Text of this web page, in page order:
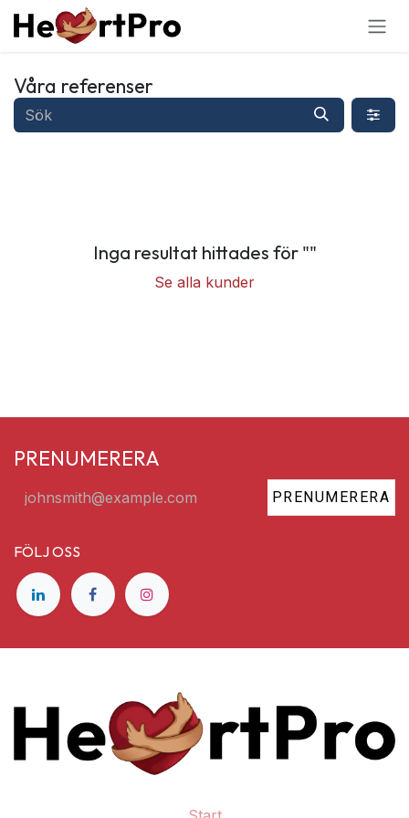
Hoppa till innehållet
Våra referenser
Inga resultat hittades för ""
Se alla kunder
PRENUMERERA
PRENUMERERA
FÖLJ OSS